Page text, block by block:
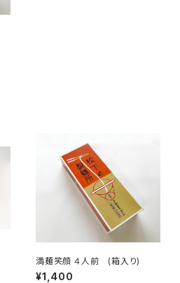
満麺笑顔 ４人前 (箱入り)
¥1,400